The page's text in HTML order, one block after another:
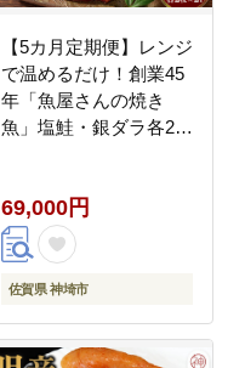
【5カ月定期便】レンジ
で温めるだけ！創業45
年「魚屋さんの焼き
魚」塩鮭・銀ダラ各2枚
ン ふるさと納税】
(H032115)
69,000円
佐賀県 神埼市